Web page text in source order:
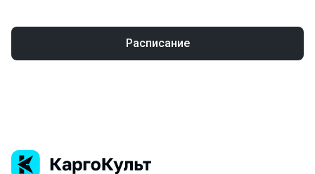
Расписание